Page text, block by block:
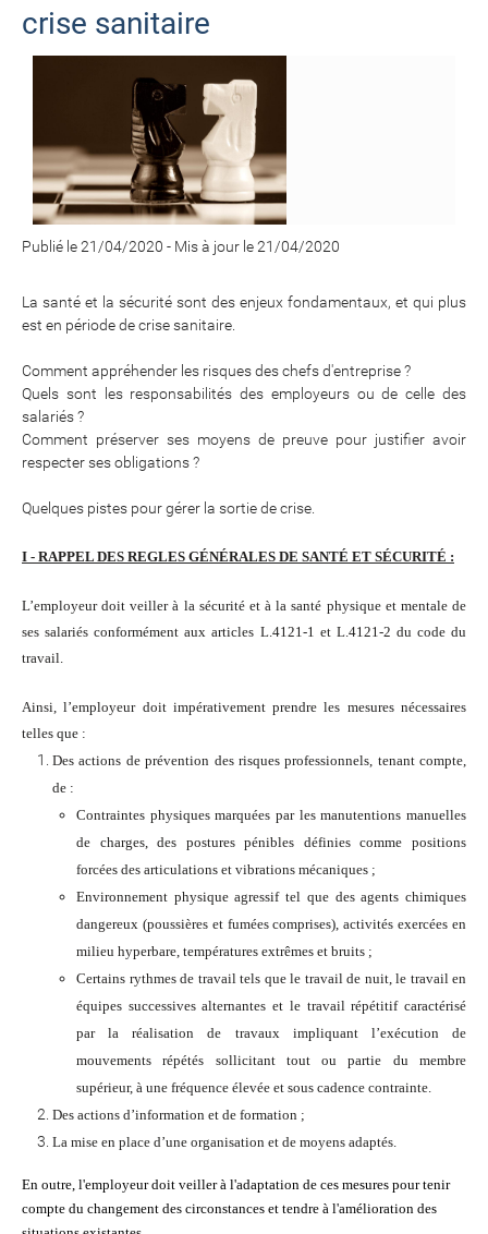
crise sanitaire
Publié le 21/04/2020 - Mis à jour le 21/04/2020
La santé et la sécurité sont des enjeux fondamentaux, et qui plus
est en période de crise sanitaire.
Comment appréhender les risques des chefs d'entreprise ?
Quels sont les responsabilités des employeurs ou de celle des
salariés ?
Comment préserver ses moyens de preuve pour justifier avoir
respecter ses obligations ?
Quelques pistes pour gérer la sortie de crise.
I - RAPPEL DES REGLES GÉNÉRALES DE SANTÉ ET SÉCURITÉ :
L’employeur doit veiller à la sécurité et à la santé physique et mentale de
ses salariés conformément aux articles L.4121-1 et L.4121-2 du code du
travail.
Ainsi, l’employeur doit impérativement prendre les mesures nécessaires
telles que :
Des actions de prévention des risques professionnels, tenant compte,
de :
Contraintes physiques marquées par les manutentions manuelles
de charges, des postures pénibles définies comme positions
forcées des articulations et vibrations mécaniques ;
Environnement physique agressif tel que des agents chimiques
dangereux (poussières et fumées comprises), activités exercées en
milieu hyperbare, températures extrêmes et bruits ;
Certains rythmes de travail tels que le travail de nuit, le travail en
équipes successives alternantes et le travail répétitif caractérisé
par la réalisation de travaux impliquant l’exécution de
mouvements répétés sollicitant tout ou partie du membre
supérieur, à une fréquence élevée et sous cadence contrainte.
Des actions d’information et de formation ;
La mise en place d’une organisation et de moyens adaptés.
En outre, l'employeur doit veiller à l'adaptation de ces mesures pour tenir
compte du changement des circonstances et tendre à l'amélioration des